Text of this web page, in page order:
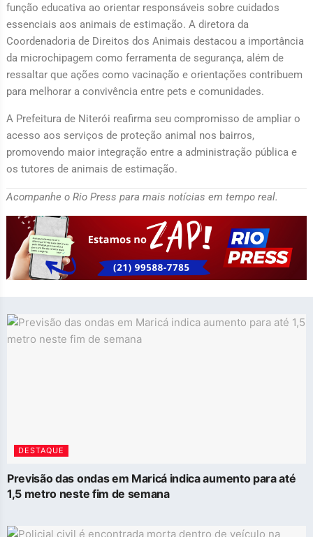
função educativa ao orientar responsáveis sobre cuidados
essenciais aos animais de estimação. A diretora da
Coordenadoria de Direitos dos Animais destacou a importância
da microchipagem como ferramenta de segurança, além de
ressaltar que ações como vacinação e orientações contribuem
para melhorar a convivência entre pets e comunidades.
A Prefeitura de Niterói reafirma seu compromisso de ampliar o
acesso aos serviços de proteção animal nos bairros,
promovendo maior integração entre a administração pública e
os tutores de animais de estimação.
Acompanhe o Rio Press para mais notícias em tempo real.
DESTAQUE
Previsão das ondas em Maricá indica aumento para até
1,5 metro neste fim de semana